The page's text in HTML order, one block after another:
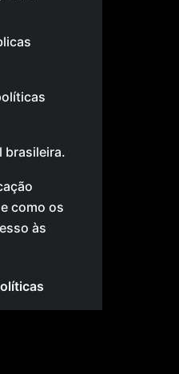
brasileira.
como os
às